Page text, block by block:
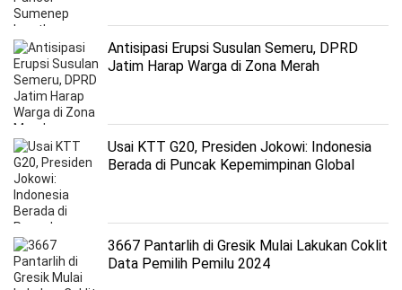
Antisipasi Erupsi Susulan Semeru, DPRD
Jatim Harap Warga di Zona Merah
Usai KTT G20, Presiden Jokowi: Indonesia
Berada di Puncak Kepemimpinan Global
3667 Pantarlih di Gresik Mulai Lakukan Coklit
Data Pemilih Pemilu 2024